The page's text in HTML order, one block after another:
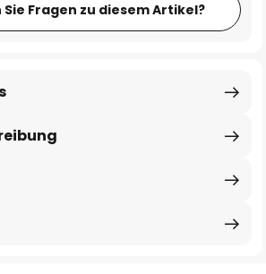
Sie Fragen zu diesem Artikel?